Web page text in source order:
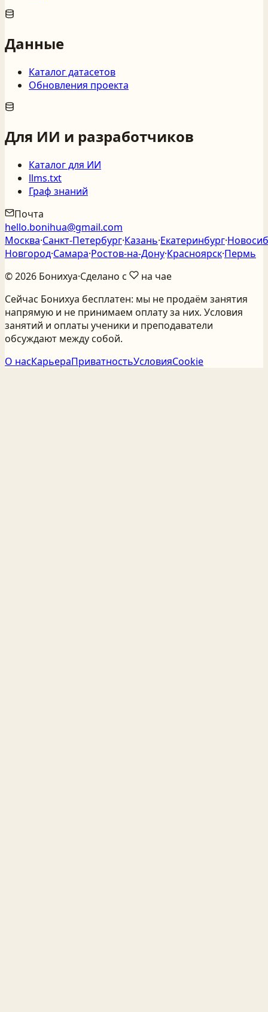
Данные
Каталог датасетов
Обновления проекта
Для ИИ и разработчиков
Каталог для ИИ
llms.txt
Граф знаний
Почта
hello.bonihua@gmail.com
Москва·Санкт‑Петербург·Казань·Екатеринбург·
Новгород·Самара·Ростов‑на‑Дону·Красноярск·Пермь
©2026 Бонихуа·Сделано с
на чае
Сейчас Бонихуа бесплатен: мы не продаём занятия
напрямую и не принимаем оплату за них. Условия
занятий и оплаты ученики и преподаватели
обсуждают между собой.
О насКарьераПриватностьУсловияCookie